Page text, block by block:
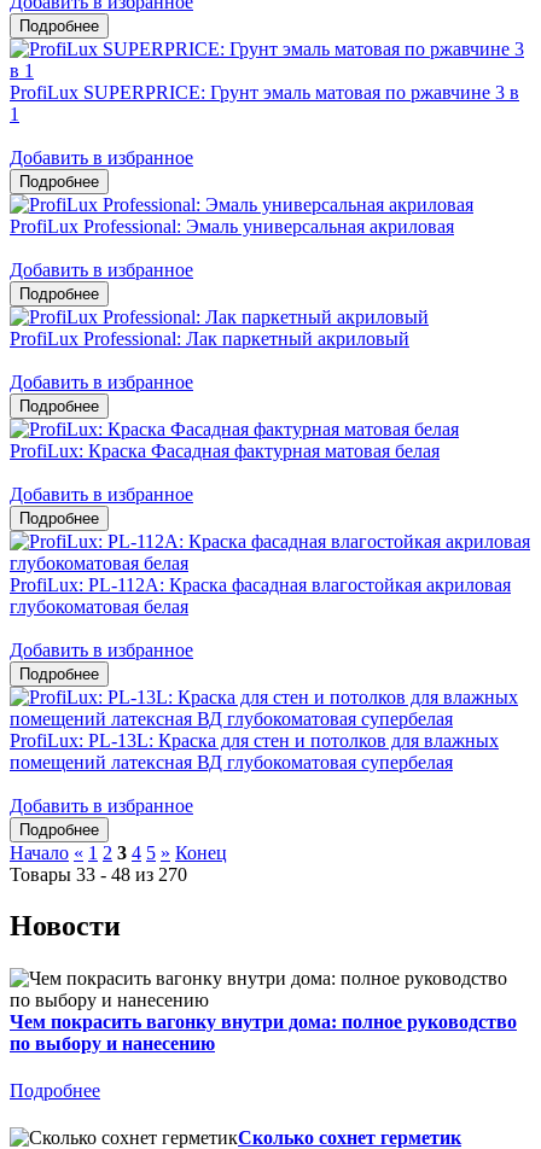
ProfiLux SUPERPRICE: Грунт эмаль матовая по ржавчине 3 в
1
Добавить в избранное
ProfiLux Professional: Эмаль универсальная акриловая
Добавить в избранное
ProfiLux Professional: Лак паркетный акриловый
Добавить в избранное
ProfiLux: Краска Фасадная фактурная матовая белая
Добавить в избранное
ProfiLux: PL-112А: Краска фасадная влагостойкая акриловая
глубокоматовая белая
Добавить в избранное
ProfiLux: PL-13L: Краска для стен и потолков для влажных
помещений латексная ВД глубокоматовая супербелая
Добавить в избранное
Начало « 1 2 3 4 5 » Конец
Товары 33 - 48 из 270
Новости
Чем покрасить вагонку внутри дома: полное руководство
по выбору и нанесению
Подробнее
Сколько сохнет герметик